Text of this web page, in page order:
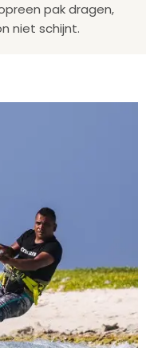
pak dragen,
niet schijnt.